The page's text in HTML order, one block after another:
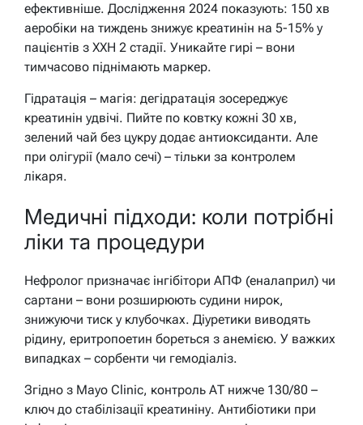
ефективніше. Дослідження 2024 показують: 150 хв
аеробіки на тиждень знижує креатинін на 5-15% у
пацієнтів з ХХН 2 стадії. Уникайте гирі – вони
тимчасово піднімають маркер.
Гідратація – магія: дегідратація зосереджує
креатинін удвічі. Пийте по ковтку кожні 30 хв,
зелений чай без цукру додає антиоксиданти. Але
при олігурії (мало сечі) – тільки за контролем
лікаря.
Медичні підходи: коли потрібні
ліки та процедури
Нефролог призначає інгібітори АПФ (еналаприл) чи
сартани – вони розширюють судини нирок,
знижуючи тиск у клубочках. Діуретики виводять
рідину, еритропоетин бореться з анемією. У важких
випадках – сорбенти чи гемодіаліз.
Згідно з Mayo Clinic, контроль АТ нижче 130/80 –
ключ до стабілізації креатиніну. Антибіотики при